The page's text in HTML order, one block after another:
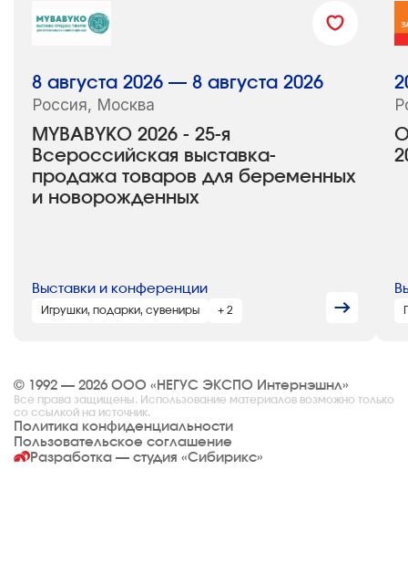
MYBABYKO 2026 - 25-я
Всероссийская выставка-
продажа товаров для беременных
и новорожденных
8 августа 2026 — 8 августа 2026
Россия, Москва
Выставки и конференции
Игрушки, подарки, сувениры + 2
© 1992 — 2026 ООО «НЕГУС ЭКСПО Интернэшнл»
Все права защищены. Использование материалов возможно только
со ссылкой на источник.
Политика конфиденциальности
Пользовательское соглашение
Разработка — студия «Сибирикс»